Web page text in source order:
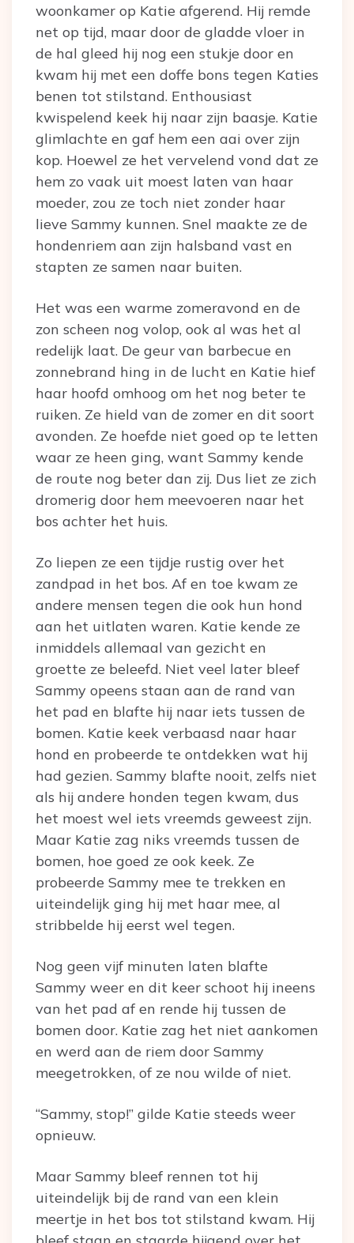
woonkamer op Katie afgerend. Hij remde
net op tijd, maar door de gladde vloer in
de hal gleed hij nog een stukje door en
kwam hij met een doffe bons tegen Katies
benen tot stilstand. Enthousiast
kwispelend keek hij naar zijn baasje. Katie
glimlachte en gaf hem een aai over zijn
kop. Hoewel ze het vervelend vond dat ze
hem zo vaak uit moest laten van haar
moeder, zou ze toch niet zonder haar
lieve Sammy kunnen. Snel maakte ze de
hondenriem aan zijn halsband vast en
stapten ze samen naar buiten.
Het was een warme zomeravond en de
zon scheen nog volop, ook al was het al
redelijk laat. De geur van barbecue en
zonnebrand hing in de lucht en Katie hief
haar hoofd omhoog om het nog beter te
ruiken. Ze hield van de zomer en dit soort
avonden. Ze hoefde niet goed op te letten
waar ze heen ging, want Sammy kende
de route nog beter dan zij. Dus liet ze zich
dromerig door hem meevoeren naar het
bos achter het huis.
Zo liepen ze een tijdje rustig over het
zandpad in het bos. Af en toe kwam ze
andere mensen tegen die ook hun hond
aan het uitlaten waren. Katie kende ze
inmiddels allemaal van gezicht en
groette ze beleefd. Niet veel later bleef
Sammy opeens staan aan de rand van
het pad en blafte hij naar iets tussen de
bomen. Katie keek verbaasd naar haar
hond en probeerde te ontdekken wat hij
had gezien. Sammy blafte nooit, zelfs niet
als hij andere honden tegen kwam, dus
het moest wel iets vreemds geweest zijn.
Maar Katie zag niks vreemds tussen de
bomen, hoe goed ze ook keek. Ze
probeerde Sammy mee te trekken en
uiteindelijk ging hij met haar mee, al
stribbelde hij eerst wel tegen.
Nog geen vijf minuten laten blafte
Sammy weer en dit keer schoot hij ineens
van het pad af en rende hij tussen de
bomen door. Katie zag het niet aankomen
en werd aan de riem door Sammy
meegetrokken, of ze nou wilde of niet.
“Sammy, stop!” gilde Katie steeds weer
opnieuw.
Maar Sammy bleef rennen tot hij
uiteindelijk bij de rand van een klein
meertje in het bos tot stilstand kwam. Hij